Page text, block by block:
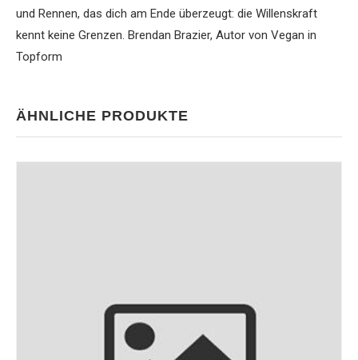
und Rennen, das dich am Ende überzeugt: die Willenskraft
kennt keine Grenzen. Brendan Brazier, Autor von Vegan in
Topform
ÄHNLICHE PRODUKTE